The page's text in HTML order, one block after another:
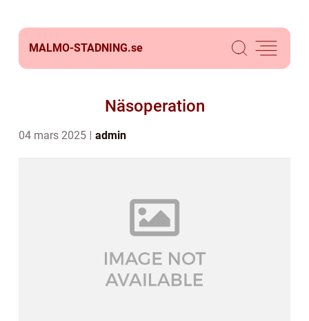
MALMO-STADNING.se
Näsoperation
04 mars 2025 admin